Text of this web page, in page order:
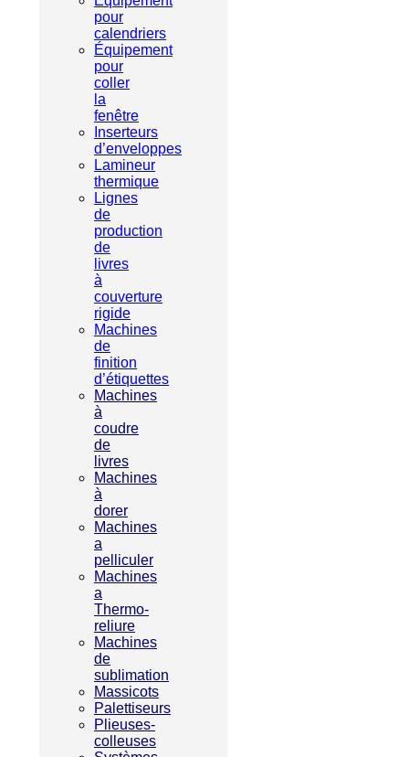
pour
calendriers
Équipement
pour
coller
la
fenêtre
Inserteurs
d’enveloppes
Lamineur
thermique
Lignes
de
production
de
livres
à
couverture
rigide
Machines
de
finition
d’étiquettes
Machines
à
coudre
de
livres
Machines
à
dorer
Machines
a
pelliculer
Machines
a
Thermo-
reliure
Machines
de
sublimation
Massicots
Palettiseurs
Plieuses-
colleuses